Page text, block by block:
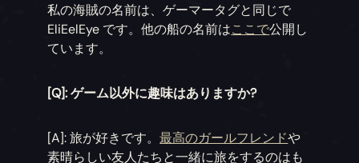
私の海賊の名前は、ゲーマータグと同じで
EliEelEye です。他の船の名前はここで公開し
ています。
[Q]: ゲーム以外に趣味はありますか?
[A]: 旅が好きです。最高のガールフレンドや
素晴らしい友人たちと一緒に旅をするのはも